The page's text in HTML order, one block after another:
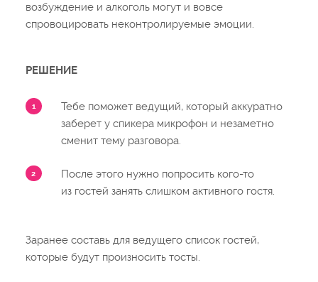
возбуждение и алкоголь могут и вовсе
спровоцировать неконтролируемые эмоции.
РЕШЕНИЕ
Тебе поможет ведущий, который аккуратно
заберет у спикера микрофон и незаметно
сменит тему разговора.
После этого нужно попросить кого-то
из гостей занять слишком активного гостя.
Заранее составь для ведущего список гостей,
которые будут произносить тосты.